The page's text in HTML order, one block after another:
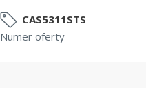
CAS5311STS
Numer oferty